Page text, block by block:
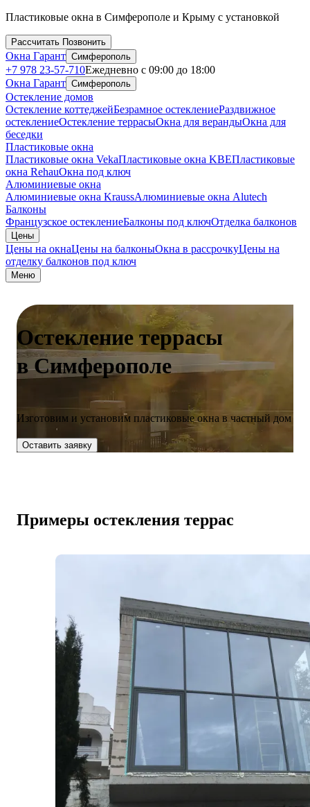
Остекление
террасы
в
Симферополе
Пластиковые окна в Симферополе и Крыму с установкой
Рассчитать Позвонить
Окна Гарант Симферополь
+7 978 23-57-710Ежедневно с 09:00 до 18:00
Окна Гарант Симферополь
Остекление домов
Остекление коттеджейБезрамное остеклениеРаздвижное
остеклениеОстекление террасыОкна для верандыОкна для
беседки
Пластиковые окна
Пластиковые окна VekaПластиковые окна KBEПластиковые
окна RehauОкна под ключ
Алюминиевые окна
Алюминиевые окна KraussАлюминиевые окна Alutech
Балконы
Французское остеклениеБалконы под ключОтделка балконов
Цены
Цены на окнаЦены на балконыОкна в рассрочкуЦены на
отделку балконов под ключ
Меню
Остекление террасы
в Симферополе
Изготовим и установим пластиковые окна в частный дом
Оставить заявку
Примеры остекления террас